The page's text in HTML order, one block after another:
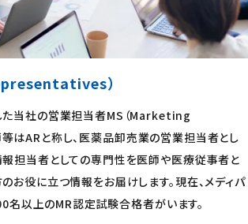
）
た当社の営業担当者MS（Marketing
はARと称し、医薬品卸売業の営業担当者とし
報担当者としての専門性を医師や医療従事者と
お役に立つ情報をお届けします。現在、メディパ
名以上のMR認定試験合格者がいます。